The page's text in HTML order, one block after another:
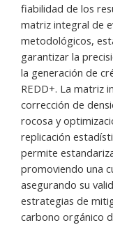
fiabilidad de los
matriz integral de
metodológicos,
garantizar la
la generación de
REDD+. La matriz
corrección de
rocosa y
replicación
permite
promoviendo una
asegurando su
estrategias de
carbono orgánico